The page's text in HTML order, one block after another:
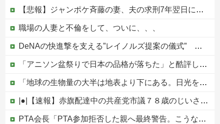
【悲報】ジャンポケ斉藤の妻、夫の求刑7年翌日にウキウキでInstagram更新
職場の人妻と不倫をして、ついに、、、
DeNAの快進撃を支える”レイノルズ提案の儀式” 決勝2ランの宮下が明かす「儀式を始めてから、チームが一つになっている」
「アニソン盆祭りで日本の品格が落ちた」と酷評した元女優、「あんたが品格を語るのかよ！」と総ツッコミを食らってしまい……他
「地球の生物量の大半は地表より下にある。日光を浴びている我々のほうが変わり種だ」足元の岩の中の話
|●|【速報】赤旗配達中の共産党市議７８歳のじいさん、左に寄りすぎたか車で民家当て逃げ
PTA会長「PTA参加拒否した親へ最終警告。こうなってもいい？」